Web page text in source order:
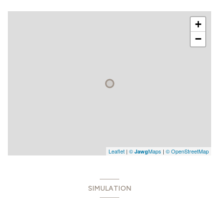
+
−
Leaflet | © JawgMaps | © OpenStreetMap
SIMULATION